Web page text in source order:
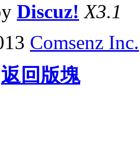
Discuz! X3.1
Comsenz Inc.
返回版塊